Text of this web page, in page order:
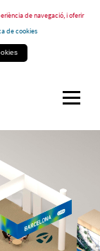
de navegació, i oferir
de cookies